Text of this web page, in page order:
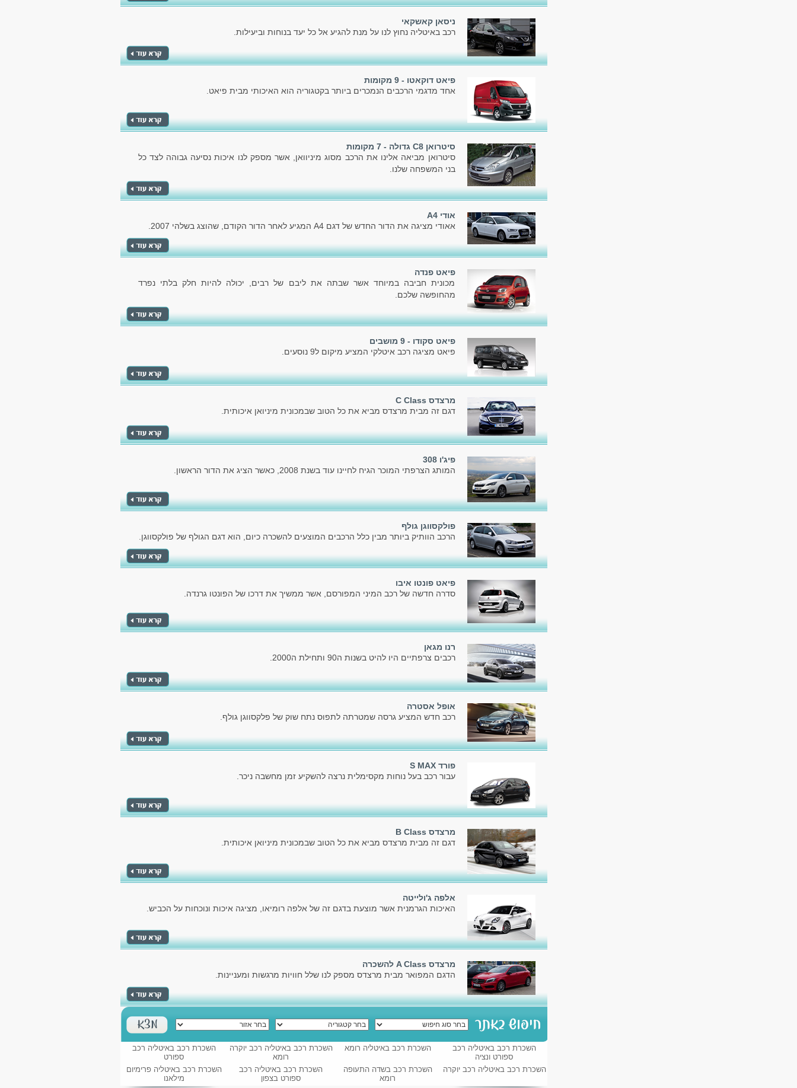
ניסאן קאשקאי
רכב באיטליה נחוץ לנו על מנת להגיע אל כל יעד בנוחות וביעילות.
פיאט דוקאטו - 9 מקומות
אחד מדגמי הרכבים הנמכרים ביותר בקטגוריה הוא האיכותי מבית פיאט.
סיטרואן C8 גדולה - 7 מקומות
סיטרואן מביאה אלינו את הרכב מסוג מיניוואן, אשר מספק לנו איכות נסיעה גבוהה לצד כל
בני המשפחה שלנו.
אודי A4
אאודי מציגה את הדור החדש של דגם A4 המגיע לאחר הדור הקודם, שהוצג בשלהי 2007.
פיאט פנדה
מכונית חביבה במיוחד אשר שבתה את ליבם של רבים, יכולה להיות חלק בלתי נפרד
מהחופשה שלכם.
פיאט סקודו - 9 מושבים
פיאט מציגה רכב איטלקי המציע מיקום ל9 נוסעים.
מרצדס C Class
דגם זה מבית מרצדס מביא את כל הטוב שבמכונית מיניואן איכותית.
פיג'ו 308
המותג הצרפתי המוכר הגיח לחיינו עוד בשנת 2008, כאשר הציג את הדור הראשון.
פולקסווגן גולף
הרכב הוותיק ביותר מבין כלל הרכבים המוצעים להשכרה כיום, הוא דגם הגולף של פולקסווגן.
פיאט פונטו איבו
סדרה חדשה של רכב המיני המפורסם, אשר ממשיך את דרכו של הפונטו גרנדה.
רנו מגאן
רכבים צרפתיים היו להיט בשנות ה90 ותחילת ה2000.
אופל אסטרה
רכב חדש המציע גרסה שמטרתה לתפוס נתח שוק של פלקסווגן גולף.
פורד S MAX
עבור רכב בעל נוחות מקסימלית נרצה להשקיע זמן מחשבה ניכר.
מרצדס B Class
דגם זה מבית מרצדס מביא את כל הטוב שבמכונית מיניואן איכותית.
אלפה ג'ולייטה
האיכות הגרמנית אשר מוצעת בדגם זה של אלפה רומיאו, מציגה איכות ונוכחות על הכביש.
מרצדס A Class להשכרה
הדגם המפואר מבית מרצדס מספק לנו שלל חוויות מרגשות ומעניינות.
השכרת רכב באיטליה רכב
ספורט ונציה
השכרת רכב באיטליה רומא
השכרת רכב באיטליה רכב יוקרה
רומא
השכרת רכב באיטליה רכב
ספורט
השכרת רכב באיטליה רכב יוקרה
השכרת רכב בשדה התעופה
רומא
השכרת רכב באיטליה רכב
ספורט בצפון
השכרת רכב באיטליה פרימיום
מילאנו